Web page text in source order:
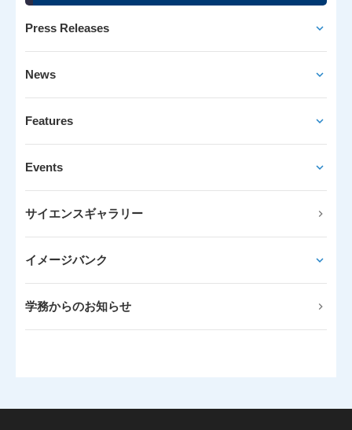
Press Releases
News
Features
Events
サイエンスギャラリー
イメージバンク
学務からのお知らせ